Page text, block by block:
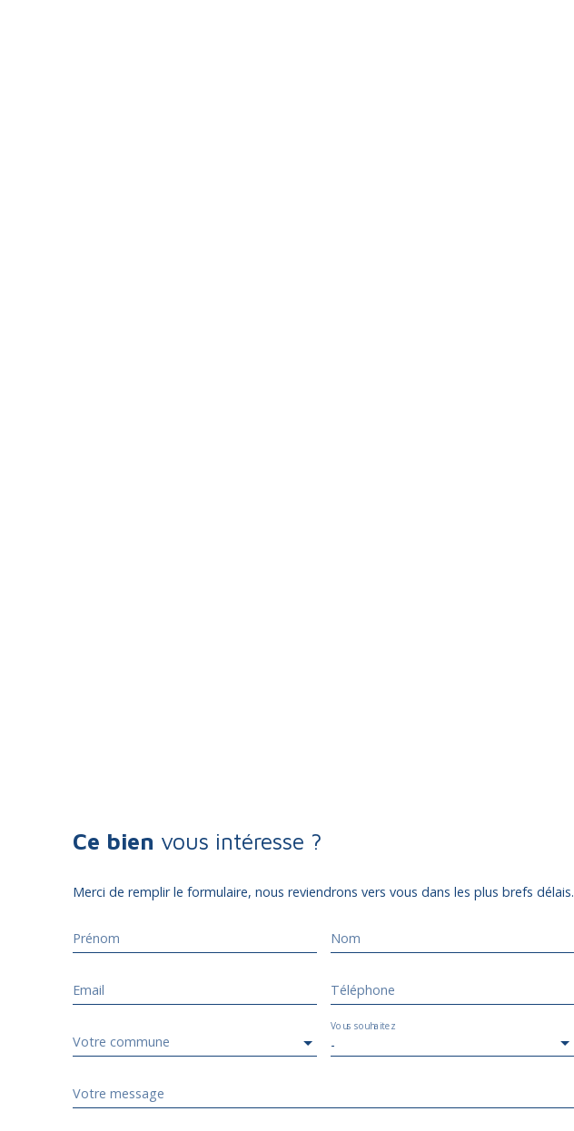
Ce bien vous intéresse ?
Merci de remplir le formulaire, nous reviendrons vers vous dans les plus brefs délais.
Prénom Nom
Email Téléphone
Votre commune -
Vous souhaitez
Votre message